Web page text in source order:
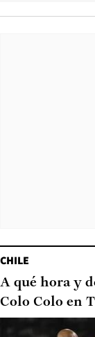
CHILE
A qué hora y
Colo Colo en